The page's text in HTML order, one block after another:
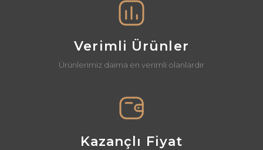
Yorum Yaz
Ürün resmi kalitesiz, bozuk veya görüntülenemiyor.
Ürün bilgilerinde hatalar bulunuyor.
Ürün fiyatı diğer sitelerden daha pahalı.
Verimli Ürünler
Ürünlerimiz daima en verimli olanlardır
Kazançlı Fiyat